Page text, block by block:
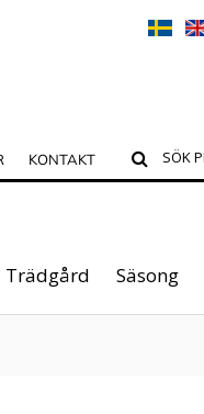
KONTAKT
Trädgård Säsong